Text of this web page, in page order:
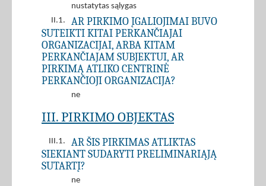
nustatytas sąlygas
II.1.
AR PIRKIMO ĮGALIOJIMAI BUVO
SUTEIKTI KITAI PERKANČIAJAI
ORGANIZACIJAI, ARBA KITAM
PERKANČIAJAM SUBJEKTUI, AR
PIRKIMĄ ATLIKO CENTRINĖ
PERKANČIOJI ORGANIZACIJA?
ne
III. PIRKIMO OBJEKTAS
III.1.
AR ŠIS PIRKIMAS ATLIKTAS
SIEKIANT SUDARYTI PRELIMINARIĄJĄ
SUTARTĮ?
ne